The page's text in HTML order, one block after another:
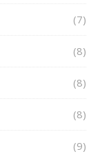
(7)
(8)
(8)
(8)
(9)